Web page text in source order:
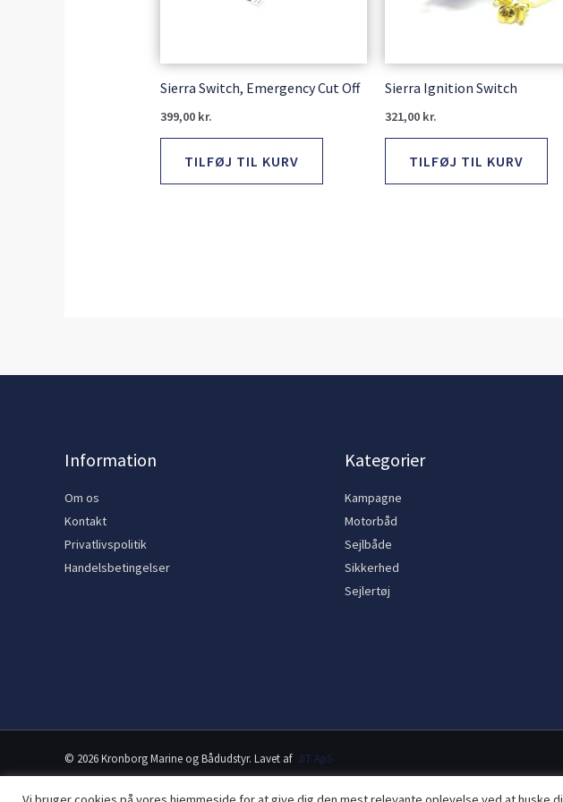
Sierra Switch, Emergency Cut Off
399,00 kr.
TILFØJ TIL KURV
Sierra Ignition Switch
321,00 kr.
TILFØJ TIL KURV
Information
Om os
Kontakt
Privatlivspolitik
Handelsbetingelser
Kategorier
Kampagne
Motorbåd
Sejlbåde
Sikkerhed
Sejlertøj
© 2026 Kronborg Marine og Bådudstyr. Lavet af JIT ApS